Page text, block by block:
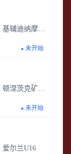
未开始
未开始
爱尔兰U16